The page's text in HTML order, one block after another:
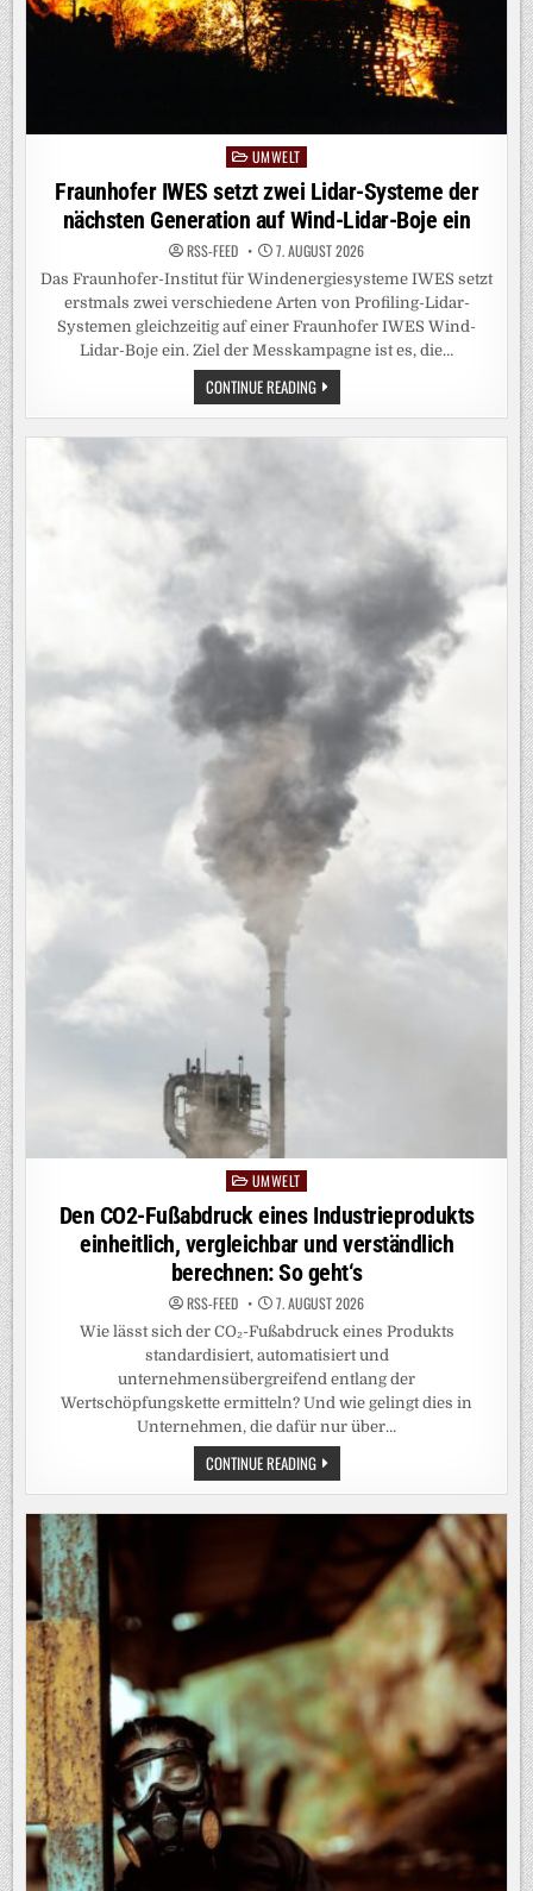
Posted
in
UMWELT
Fraunhofer IWES setzt zwei Lidar-Systeme der
nächsten Generation auf Wind-Lidar-Boje ein
RSS-FEED 7. AUGUST 2026
Das Fraunhofer-Institut für Windenergiesysteme IWES setzt
erstmals zwei verschiedene Arten von Profiling-Lidar-
Systemen gleichzeitig auf einer Fraunhofer IWES Wind-
Lidar-Boje ein. Ziel der Messkampagne ist es, die…
CONTINUE READINGFRAUNHOFER
IWES
SETZT
LIDAR-
BOJE
EIN
PostedUMWELT
Den CO2-Fußabdruck eines Industrieprodukts
einheitlich, vergleichbar und verständlich
berechnen: So geht‘s
RSS-FEED 7. AUGUST 2026
Wie lässt sich der CO₂-Fußabdruck eines Produkts
standardisiert, automatisiert und
unternehmensübergreifend entlang der
Wertschöpfungskette ermitteln? Und wie gelingt dies in
Unternehmen, die dafür nur über…
CONTINUE READINGDEN
CO2-
FUSSABDRUCK E
NDUSTRIEPRODUKTS E
INHEITLICH, V
ERGLEICHBAR U
ND V
ERSTÄNDLICH B
ERECHNEN: S
O G
EHT‘S